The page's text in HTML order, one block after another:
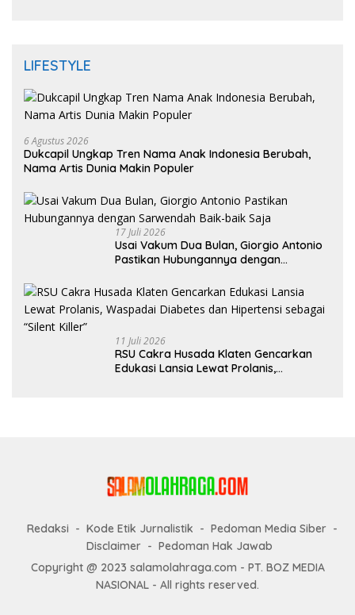
LIFESTYLE
6 Agustus 2026
Dukcapil Ungkap Tren Nama Anak Indonesia Berubah,
Nama Artis Dunia Makin Populer
17 Juli 2026
Usai Vakum Dua Bulan, Giorgio Antonio
Pastikan Hubungannya dengan
11 Juli 2026
RSU Cakra Husada Klaten Gencarkan
Edukasi Lansia Lewat Prolanis,
Redaksi Kode Etik Jurnalistik
Pedoman Media Siber
Disclaimer
Pedoman Hak Jawab
Copyright @ 2023 salamolahraga.com - PT. BOZ MEDIA
NASIONAL - All rights reserved.